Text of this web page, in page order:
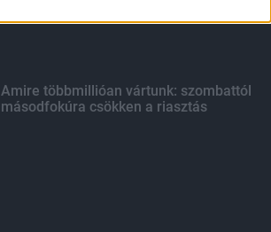
Amire többmillióan vártunk: szombattól
másodfokúra csökken a riasztás